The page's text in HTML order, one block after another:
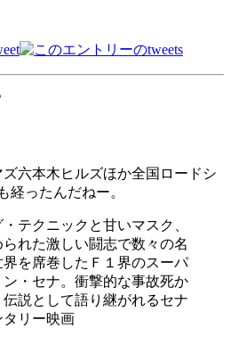
六本木ヒルズほか全国ロードシ
経ったんだねー。
テクニックと甘いマスク、
れた激しい闘志で数々の名
を席巻したＦ１界のスーパ
・セナ。衝撃的な事故死か
説として語り継がれるセナ
リー映画